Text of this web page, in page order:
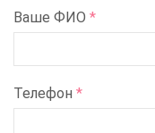
Ваше ФИО *
Телефон *